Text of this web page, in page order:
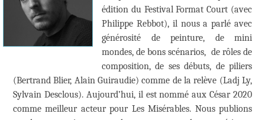
édition du Festival Format Court (avec
Philippe Rebbot), il nous a parlé avec
générosité de peinture, de mini
mondes, de bons scénarios, de rôles de
composition, de ses débuts, de piliers
(Bertrand Blier, Alain Guiraudie) comme de la relève (Ladj Ly,
Sylvain Desclous). Aujourd’hui, il est nommé aux César 2020
comme meilleur acteur pour Les Misérables. Nous publions